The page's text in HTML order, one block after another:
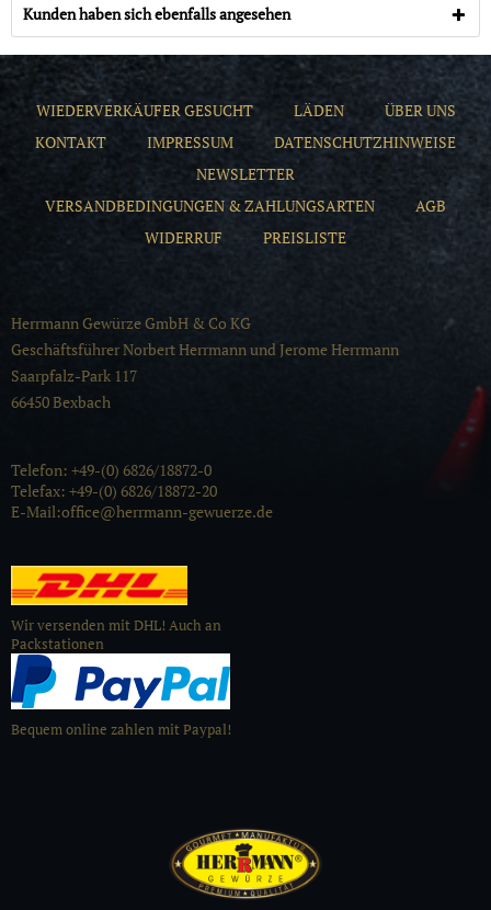
Kunden haben sich ebenfalls angesehen
WIEDERVERKÄUFER GESUCHT LÄDEN
ÜBER UNS
KONTAKT
IMPRESSUM
DATENSCHUTZHINWEISE
NEWSLETTER
VERSANDBEDINGUNGEN & ZAHLUNGSARTEN
AGB
WIDERRUF
PREISLISTE
Herrmann Gewürze GmbH & Co KG
Geschäftsführer Norbert Herrmann und Jerome Herrmann
Saarpfalz-Park 117
66450 Bexbach
Telefon: +49-(0) 6826/18872-0
Telefax: +49-(0) 6826/18872-20
E-Mail:office@herrmann-gewuerze.de
Wir versenden mit DHL! Auch an
Packstationen
Bequem online zahlen mit Paypal!